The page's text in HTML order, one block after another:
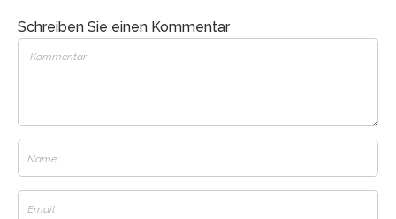
Schreiben Sie einen Kommentar